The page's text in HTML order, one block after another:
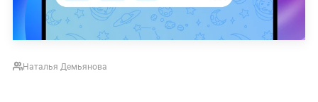
Наталья Демьянова